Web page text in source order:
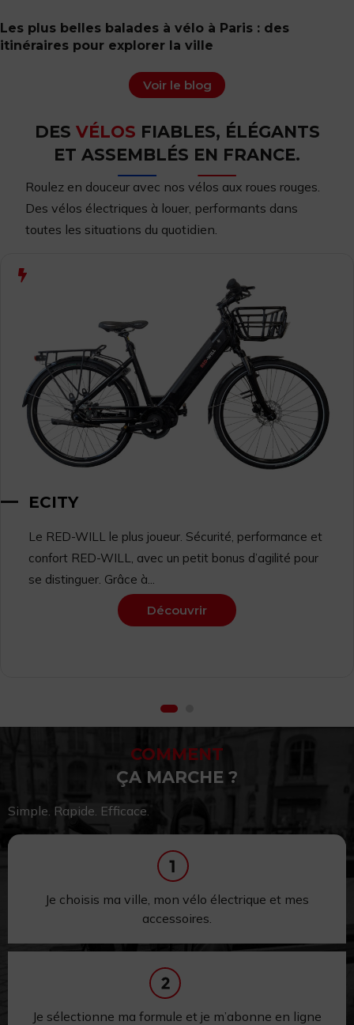
Les plus belles balades à vélo à Paris : des
itinéraires pour explorer la ville
Voir le blog
DES VÉLOS FIABLES, ÉLÉGANTS
ET ASSEMBLÉS EN FRANCE.
Roulez en douceur avec nos vélos aux roues rouges.
Des vélos électriques à louer, performants dans
toutes les situations du quotidien.
ECITY
Le RED-WILL le plus joueur. Sécurité, performance et
confort RED-WILL, avec un petit bonus d’agilité pour
se distinguer. Grâce à...
Découvrir
COMMENT
ÇA MARCHE ?
Simple. Rapide. Efficace.
Je choisis ma ville, mon vélo électrique et mes
accessoires.
Je sélectionne ma formule et je m’abonne en ligne